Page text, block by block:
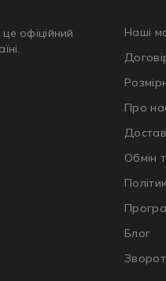
офіційний
Наші
Про
Обмін
Блог